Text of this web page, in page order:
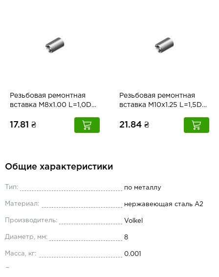
Резьбовая ремонтная
вставка M8x1.00 L=1,0D
17.81 ₴
Резьбовая ремонтная
вставка M10x1.25 L=1,5D
21.84 ₴
Общие характеристики
Тип: по металлу
Материал: нержавеющая сталь А2
Производитель: Volkel
Диаметр, мм: 8
Масса, кг: 0.001